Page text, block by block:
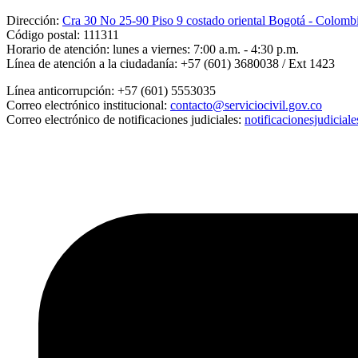
Dirección: Cra 30 No 25-90 Piso 9 costado oriental Bogotá -
Código postal: 111311
Horario de atención: lunes a viernes: 7:00 a.m. - 4:30 p.m.
Línea de atención a la ciudadanía: +57 (601) 3680038 / Ext 1423
Línea anticorrupción: +57 (601) 5553035
Correo electrónico institucional: contacto@serviciocivil.gov.co
Correo electrónico de notificaciones judiciales: